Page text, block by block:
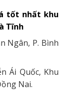
tốt nhất khu
Tĩnh
Ngân, P. Bình
Ái Quốc, Khu
Nai.